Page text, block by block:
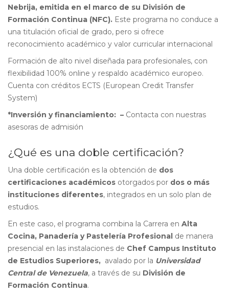
Nebrija, emitida en el marco de su División de
Formación Continua (NFC). Este programa no conduce a
una titulación oficial de grado, pero si ofrece
reconocimiento académico y valor curricular internacional
Formación de alto nivel diseñada para profesionales, con
flexibilidad 100% online y respaldo académico europeo.
Cuenta con créditos ECTS (European Credit Transfer
System)
*Inversión y financiamiento: – Contacta con nuestras
asesoras de admisión
¿Qué es una doble certificación?
Una doble certificación es la obtención de dos
certificaciones académicos otorgados por dos o más
instituciones diferentes, integrados en un solo plan de
estudios.
En este caso, el programa combina la Carrera en Alta
Cocina, Panadería y Pastelería Profesional de manera
presencial en las instalaciones de Chef Campus Instituto
de Estudios Superiores, avalado por la Universidad
Central de Venezuela, a través de su División de
Formación Continua.